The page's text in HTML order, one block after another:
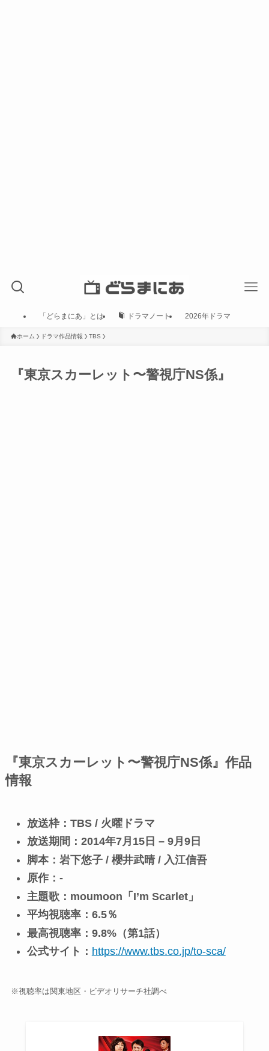
「どらまにあ」とは ドラマノート 2026年ドラマ
ホーム ドラマ作品情報 TBS
『東京スカーレット〜警視庁NS係』
『東京スカーレット〜警視庁NS係』作品
情報
放送枠：TBS / 火曜ドラマ
放送期間：2014年7月15日 – 9月9日
脚本：岩下悠子 / 櫻井武晴 / 入江信吾
原作：-
主題歌：moumoon「I’m Scarlet」
平均視聴率：6.5％
最高視聴率：9.8%（第1話）
公式サイト： https://www.tbs.co.jp/to-sca/
※視聴率は関東地区・ビデオリサーチ社調べ